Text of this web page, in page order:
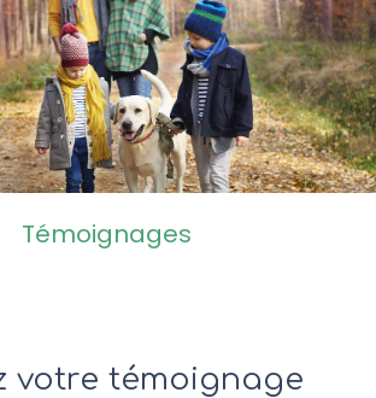
Témoignages
votre témoignage